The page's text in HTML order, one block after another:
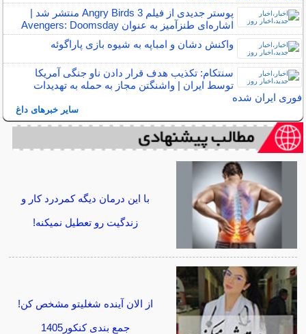
پوستر جدیدی از فیلم Angry Birds 3 منتشر شد |
اشاره‌ای طنزآمیز به عنوان Avengers: Doomsday
واکنش دشان و امباپه به شیوه بازی پاراگوئه
سنتکام: تکذیب هدف قرار دادن ناو جنگی آمریکا
توسط ایران | واشنگتن مجاز به حمله به تهدیدات
فوری ایران شده
سایر خبرهای داغ
با این درمان دیگه کمردرد کار و
زندگیت رو تعطیل نمیکنه!
از الان آینده شغلیتو مشخص کن!
جمع بندی کنکور1405